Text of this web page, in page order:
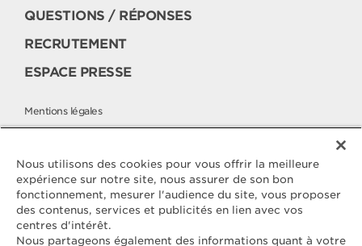
QUESTIONS / RÉPONSES
RECRUTEMENT
ESPACE PRESSE
Mentions légales
Politique de protection des données
Contactez
ELLE & VIRE
Nous utilisons des cookies pour vous offrir la meilleure
expérience sur notre site, nous assurer de son bon
fonctionnement, mesurer l'audience du site, vous proposer
des contenus, services et publicités en lien avec vos
centres d'intérêt.
Nous partageons également des informations quant à votre